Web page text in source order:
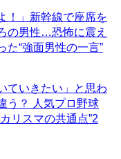
！」新幹線で座席を
の男性…恐怖に震え
た“強面男性の一言”
ていきたい」と思わ
う？ 人気プロ野球
リスマの共通点”2